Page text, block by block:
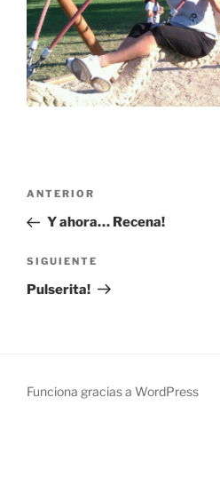
Navegación
entradas
Entrada
anterior:
ANTERIOR
Y ahora… Recena!
Siguiente
entrada
SIGUIENTE
Pulserita!
Funciona gracias a WordPress